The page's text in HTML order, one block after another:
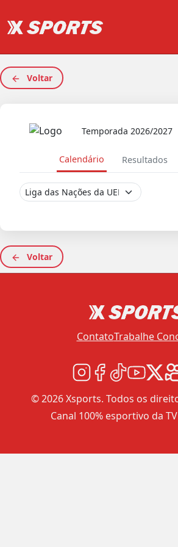
Voltar
Temporada 2026/2027
Calendário Resultados
Voltar
ContatoTrabalhe
© 2026 Xsports. Todos os
Canal 100% esportivo da